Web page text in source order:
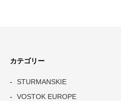
カテゴリー
STURMANSKIE
VOSTOK EUROPE